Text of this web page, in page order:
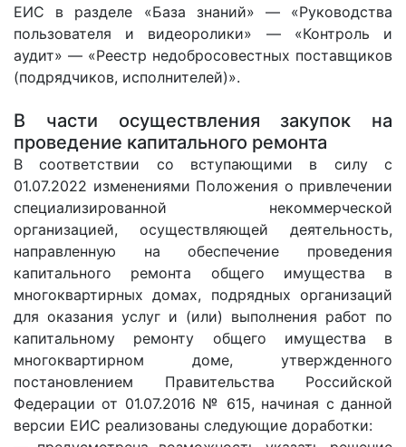
ЕИС в разделе «База знаний» — «Руководства
пользователя и видеоролики» — «Контроль и
аудит» — «Реестр недобросовестных поставщиков
(подрядчиков, исполнителей)».
В части осуществления закупок на
проведение капитального ремонта
В соответствии со вступающими в силу с
01.07.2022 изменениями Положения о привлечении
специализированной некоммерческой
организацией, осуществляющей деятельность,
направленную на обеспечение проведения
капитального ремонта общего имущества в
многоквартирных домах, подрядных организаций
для оказания услуг и (или) выполнения работ по
капитальному ремонту общего имущества в
многоквартирном доме, утвержденного
постановлением Правительства Российской
Федерации от 01.07.2016 № 615, начиная с данной
версии ЕИС реализованы следующие доработки: